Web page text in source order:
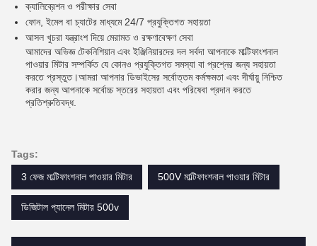
ক্যালিব্রেশন ও পরীক্ষার সেবা
ফোন, ইমেল বা চ্যাটের মাধ্যমে 24/7 প্রযুক্তিগত সহায়তা
আসল খুচরা যন্ত্রাংশ দিয়ে মেরামত ও রক্ষণাবেক্ষণ সেবা
আমাদের অভিজ্ঞ টেকনিশিয়ান এবং ইঞ্জিনিয়ারদের দল সর্বদা আপনাকে মাল্টিফাংশনাল
পাওয়ার মিটার সম্পর্কিত যে কোনও প্রযুক্তিগত সমস্যা বা প্রশ্নের জন্য সহায়তা
করতে প্রস্তুত।আমরা আপনার ডিভাইসের সর্বোত্তম কর্মক্ষমতা এবং দীর্ঘায়ু নিশ্চিত
করার জন্য আপনাকে সর্বোচ্চ স্তরের সহায়তা এবং পরিষেবা প্রদান করতে
প্রতিশ্রুতিবদ্ধ.
Tags:
3 ফেজ মাল্টিফাংশনাল পাওয়ার মিটার
500V মাল্টিফাংশনাল পাওয়ার মিটার
ডিজিটাল প্যানেল মিটার 500v